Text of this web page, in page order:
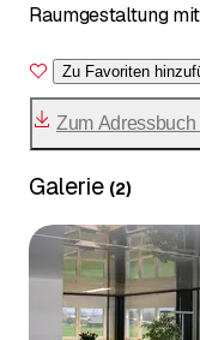
Raumgestaltung
Zu Favoriten
Zum
Galerie (2)